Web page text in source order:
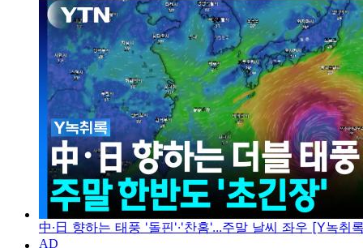
中·日 향하는 태풍 '돌핀'·'찬홈'...주말 날씨 좌우 [Y녹취